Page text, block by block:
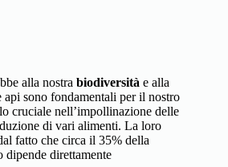
alla nostra biodiversità e alla
api sono fondamentali per il nostro
cruciale nell’impollinazione delle
di vari alimenti. La loro
fatto che circa il 35% della
direttamente